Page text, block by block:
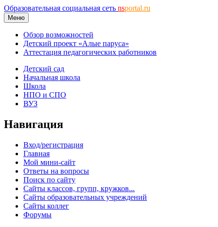
Образовательная социальная сеть nsportal.ru
Меню
Обзор возможностей
Детский проект «Алые паруса»
Аттестация педагогических работников
Детский сад
Начальная школа
Школа
НПО и СПО
ВУЗ
Навигация
Вход/регистрация
Главная
Мой мини-сайт
Ответы на вопросы
Поиск по сайту
Сайты классов, групп, кружков...
Сайты образовательных учреждений
Сайты коллег
Форумы